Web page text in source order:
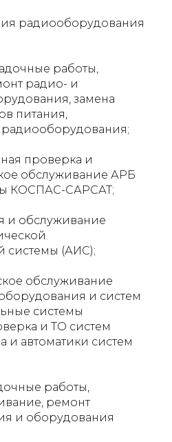
радиооборудования
работы,
радио- и
замена
питания,
проверка и
обслуживание АРБ
КОСПАС-САРСАТ;
и обслуживание
системы (АИС);
обслуживание
и систем
системы
и ТО систем
автоматики систем
работы,
ремонт
и оборудования